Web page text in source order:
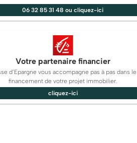
06 32 85 31 48 ou cliquez-ici
Votre partenaire financier
d’Epargne vous accompagne pas à pas dans le
financement de votre projet immobilier.
cliquez-ici